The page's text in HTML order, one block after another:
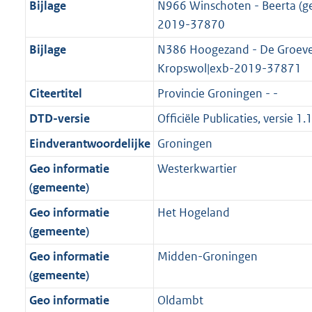
t
b
Bijlage
N966 Winschoten - Beerta
2019-37870
Bijlage
N386 Hoogezand - De
Kropswol|exb-2019-37871
Citeertitel
Provincie Groningen - -
DTD-versie
Officiële Publicaties, versie 1.1
Eindverantwoordelijke Groningen
Geo informatie
(gemeente)
Westerkwartier
Geo informatie
(gemeente)
Het Hogeland
Geo informatie
(gemeente)
Midden-Groningen
Geo informatie
Oldambt